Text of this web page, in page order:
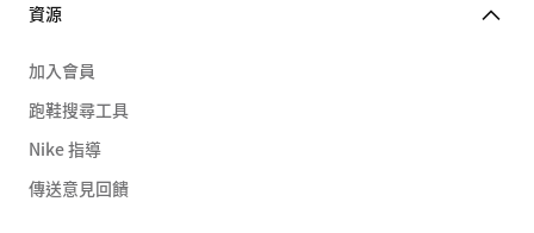
資源
加入會員
跑鞋搜尋工具
Nike 指導
傳送意見回饋